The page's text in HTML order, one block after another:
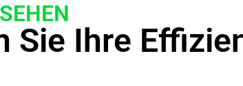
Sie Ihre